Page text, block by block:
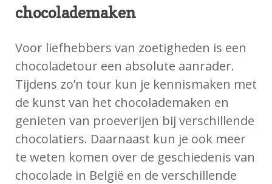
chocolademaken
Voor liefhebbers van zoetigheden is een
chocoladetour een absolute aanrader.
Tijdens zo’n tour kun je kennismaken met
de kunst van het chocolademaken en
genieten van proeverijen bij verschillende
chocolatiers. Daarnaast kun je ook meer
te weten komen over de geschiedenis van
chocolade in België en de verschillende